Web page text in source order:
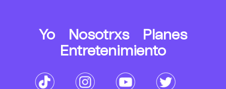
Yo Nosotrxs
Planes
Entretenimiento